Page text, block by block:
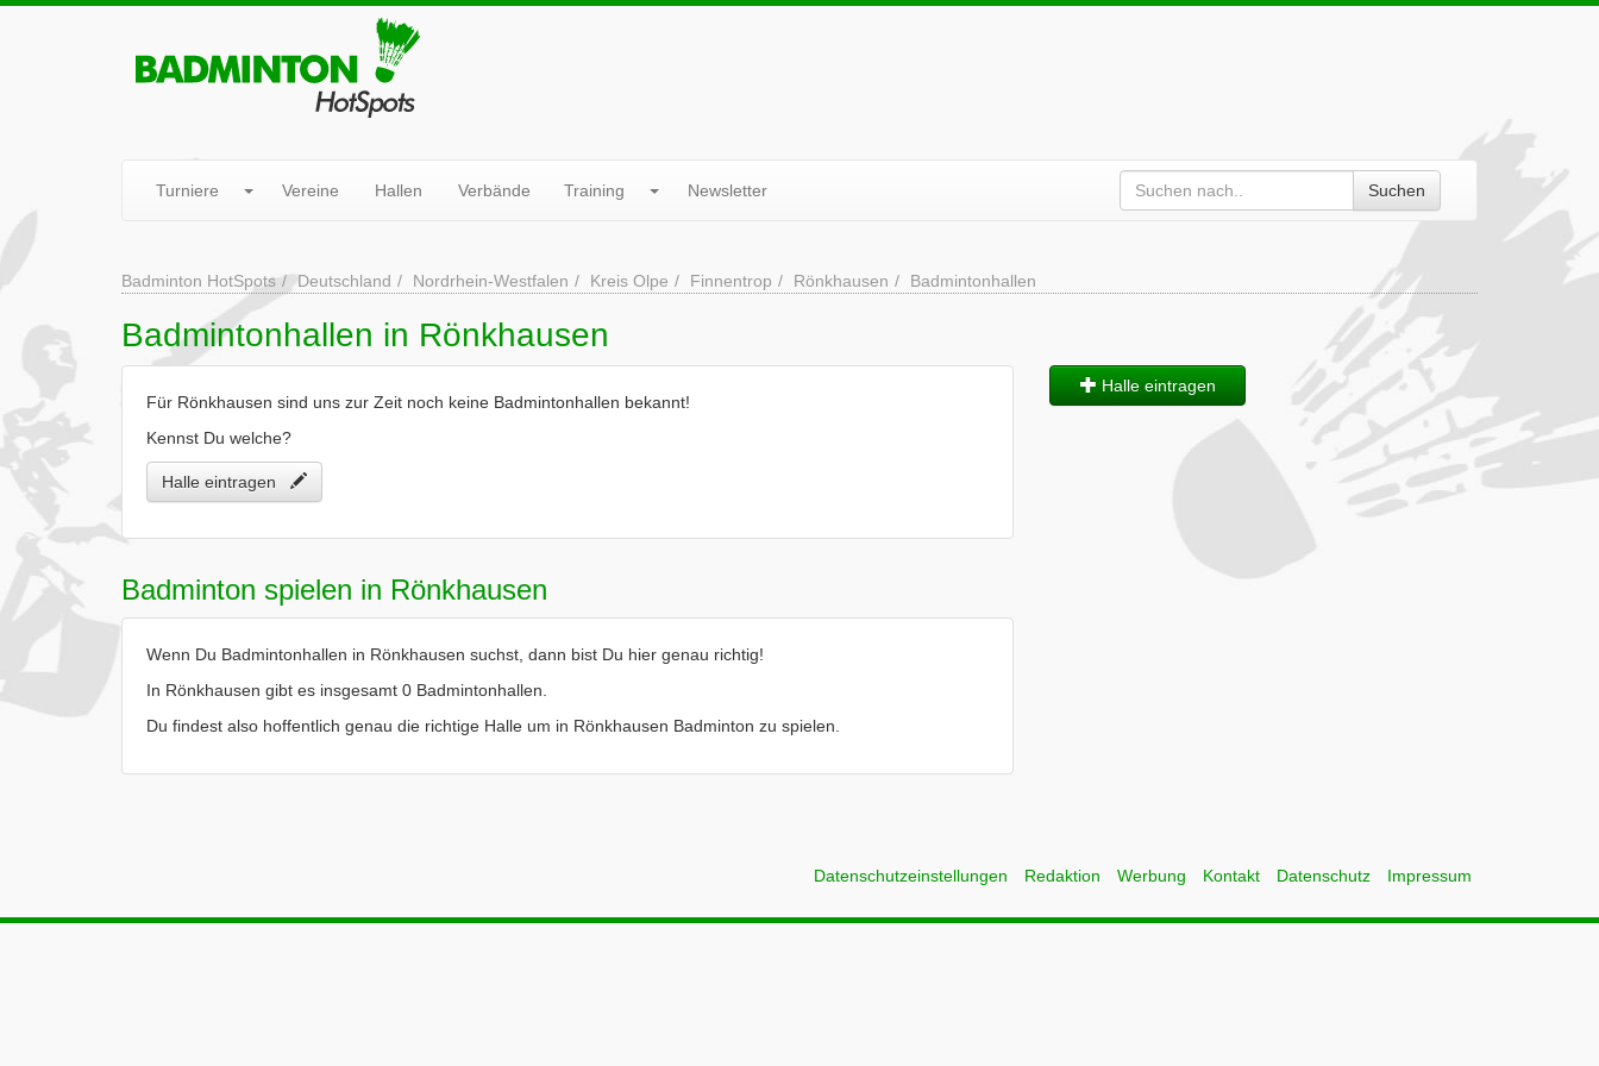
Turniere Vereine Hallen Verbände Training Newsletter Suchen
Badminton HotSpots Deutschland Nordrhein-Westfalen Kreis Olpe Finnentrop Rönkhausen Badmintonhallen
Badmintonhallen in Rönkhausen
Für Rönkhausen sind uns zur Zeit noch keine Badmintonhallen bekannt!
Kennst Du welche?
Halle eintragen
Badminton spielen in Rönkhausen
Wenn Du Badmintonhallen in Rönkhausen suchst, dann bist Du hier genau richtig!
In Rönkhausen gibt es insgesamt 0 Badmintonhallen.
Du findest also hoffentlich genau die richtige Halle um in Rönkhausen Badminton zu spielen.
Halle eintragen
Datenschutzeinstellungen Redaktion Werbung Kontakt Datenschutz Impressum